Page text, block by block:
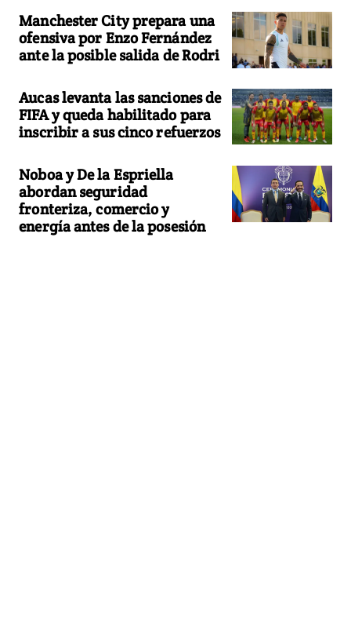
Manchester City prepara una
ofensiva por Enzo Fernández
ante la posible salida de Rodri
Aucas levanta las sanciones de
FIFA y queda habilitado para
inscribir a sus cinco refuerzos
Noboa y De la Espriella
abordan seguridad
fronteriza, comercio y
energía antes de la posesión